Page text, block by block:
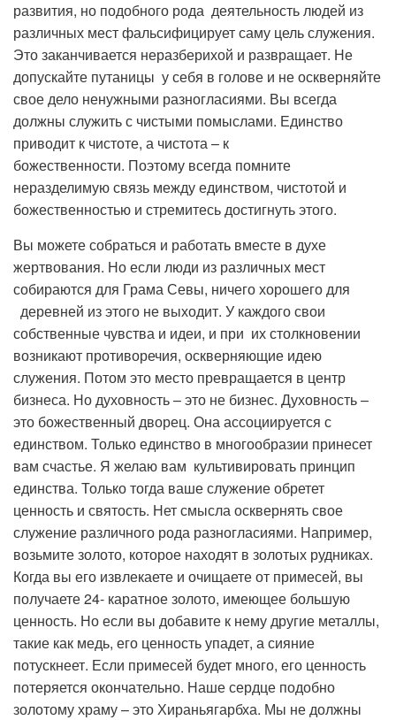
развития, но подобного рода деятельность людей из
различных мест фальсифицирует саму цель служения.
Это заканчивается неразберихой и развращает. Не
допускайте путаницы у себя в голове и не оскверняйте
свое дело ненужными разногласиями. Вы всегда
должны служить с чистыми помыслами. Единство
приводит к чистоте, а чистота – к
божественности. Поэтому всегда помните
неразделимую связь между единством, чистотой и
божественностью и стремитесь достигнуть этого.
Вы можете собраться и работать вместе в духе
жертвования. Но если люди из различных мест
собираются для Грама Севы, ничего хорошего для
деревней из этого не выходит. У каждого свои
собственные чувства и идеи, и при их столкновении
возникают противоречия, оскверняющие идею
служения. Потом это место превращается в центр
бизнеса. Но духовность – это не бизнес. Духовность –
это божественный дворец. Она ассоциируется с
единством. Только единство в многообразии принесет
вам счастье. Я желаю вам культивировать принцип
единства. Только тогда ваше служение обретет
ценность и святость. Нет смысла осквернять свое
служение различного рода разногласиями. Например,
возьмите золото, которое находят в золотых рудниках.
Когда вы его извлекаете и очищаете от примесей, вы
получаете 24- каратное золото, имеющее большую
ценность. Но если вы добавите к нему другие металлы,
такие как медь, его ценность упадет, а сияние
потускнеет. Если примесей будет много, его ценность
потеряется окончательно. Наше сердце подобно
золотому храму – это Хираньягарбха. Мы не должны